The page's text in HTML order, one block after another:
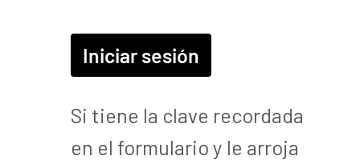
Si tiene la clave recordada
en el formulario y le arroja